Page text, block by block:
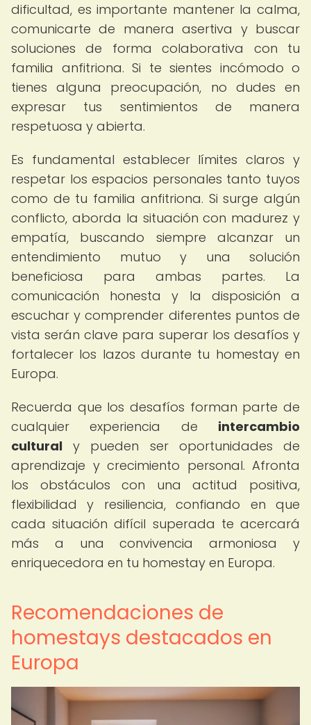
dificultad, es importante mantener la calma,
comunicarte de manera asertiva y buscar
soluciones de forma colaborativa con tu
familia anfitriona. Si te sientes incómodo o
tienes alguna preocupación, no dudes en
expresar tus sentimientos de manera
respetuosa y abierta.
Es fundamental establecer límites claros y
respetar los espacios personales tanto tuyos
como de tu familia anfitriona. Si surge algún
conflicto, aborda la situación con madurez y
empatía, buscando siempre alcanzar un
entendimiento mutuo y una solución
beneficiosa para ambas partes. La
comunicación honesta y la disposición a
escuchar y comprender diferentes puntos de
vista serán clave para superar los desafíos y
fortalecer los lazos durante tu homestay en
Europa.
Recuerda que los desafíos forman parte de
cualquier experiencia de intercambio
cultural y pueden ser oportunidades de
aprendizaje y crecimiento personal. Afronta
los obstáculos con una actitud positiva,
flexibilidad y resiliencia, confiando en que
cada situación difícil superada te acercará
más a una convivencia armoniosa y
enriquecedora en tu homestay en Europa.
Recomendaciones de
homestays destacados en
Europa